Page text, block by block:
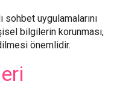
uygulamalarını
bilgilerin korunması,
önemlidir.